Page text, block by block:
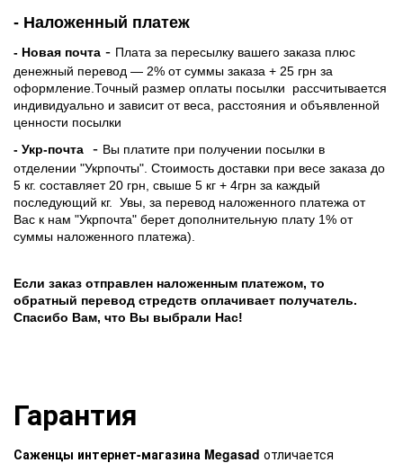
- Наложенный платеж
- Новая почта - Плата за пересылку вашего заказа плюс
денежный перевод — 2% от суммы заказа + 25 грн за
оформление.Точный размер оплаты посылки рассчитывается
индивидуально и зависит от веса, расстояния и объявленной
ценности посылки
- Укр-почта
- Вы платите при получении посылки в
отделении "Укрпочты". Стоимость доставки при весе заказа до
5 кг. составляет 20 грн, свыше 5 кг + 4грн за каждый
последующий кг. Увы, за перевод наложенного платежа от
Вас к нам "Укрпочта" берет дополнительную плату 1% от
суммы наложенного платежа).
Если заказ отправлен наложенным платежом, то
обратный перевод стредств оплачивает получатель.
Спасибо Вам, что Вы выбрали Нас!
Гарантия
Саженцы интернет-магазина Megasad отличается